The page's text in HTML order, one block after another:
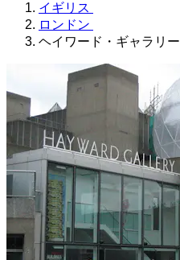
イギリス
ロンドン
ヘイワード・ギャラリー